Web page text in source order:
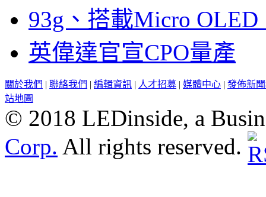
93g、搭載Micro
英偉達官宣CPO量產
關於我們 | 聯絡我們 | 編輯資訊 | 人才招募 | 媒體中心 | 發佈新
站地圖
© 2018 LEDinside, a
Corp. All rights reserved.